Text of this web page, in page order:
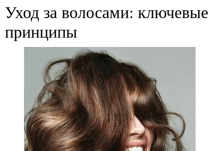
Уход за волосами: ключевые
принципы